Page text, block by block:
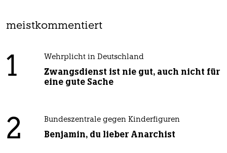
meistkommentiert
1 Wehrplicht in Deutschland
Zwangsdienst ist nie gut, auch nicht für
eine gute Sache
2 Bundeszentrale gegen Kinderfiguren
Benjamin, du lieber Anarchist